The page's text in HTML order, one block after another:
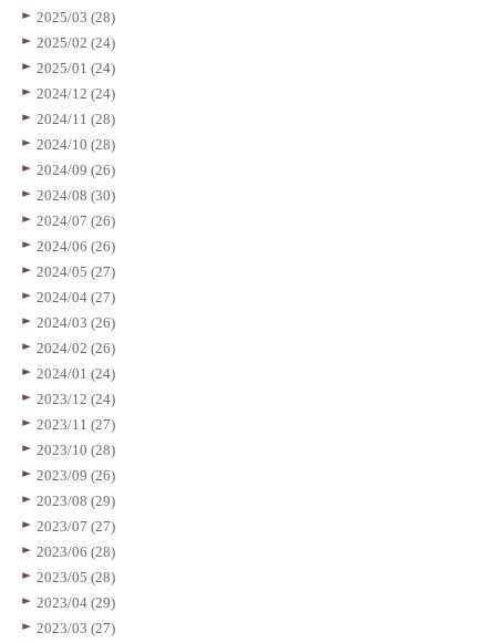
2025/03 (28)
2025/02 (24)
2025/01 (24)
2024/12 (24)
2024/11 (28)
2024/10 (28)
2024/09 (26)
2024/08 (30)
2024/07 (26)
2024/06 (26)
2024/05 (27)
2024/04 (27)
2024/03 (26)
2024/02 (26)
2024/01 (24)
2023/12 (24)
2023/11 (27)
2023/10 (28)
2023/09 (26)
2023/08 (29)
2023/07 (27)
2023/06 (28)
2023/05 (28)
2023/04 (29)
2023/03 (27)